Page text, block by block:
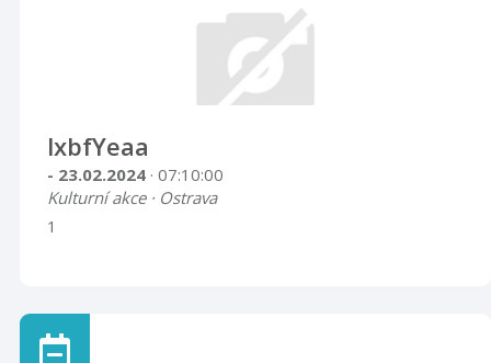
lxbfYeaa
- 23.02.2024 · 07:10:00
Kulturní akce · Ostrava
1